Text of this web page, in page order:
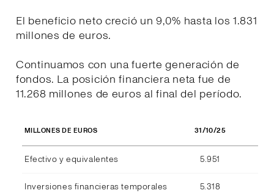
El beneficio neto creció un 9,0% hasta los 1.831
millones de euros.
Continuamos con una fuerte generación de
fondos. La posición financiera neta fue de
11.268 millones de euros al final del período.
MILLONES DE EUROS 31/10/25
Efectivo y equivalentes 5.951
Inversiones financieras temporales 5.318